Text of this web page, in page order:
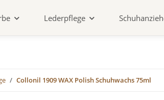
Lederpflege
Collonil 1909 WAX Polish Schuhwachs 75ml